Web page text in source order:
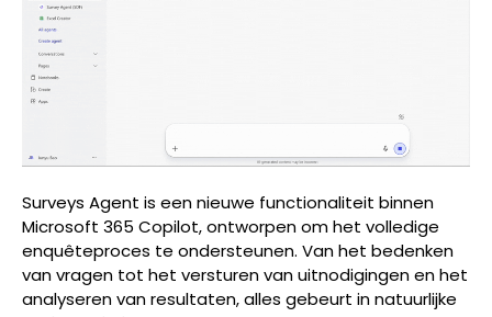
Surveys Agent is een nieuwe functionaliteit binnen
Microsoft 365 Copilot, ontworpen om het volledige
enquêteproces te ondersteunen. Van het bedenken
van vragen tot het versturen van uitnodigingen en het
analyseren van resultaten, alles gebeurt in natuurlijke